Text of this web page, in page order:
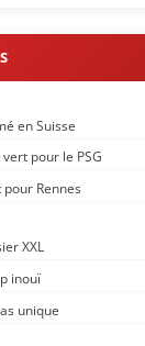
en Suisse
pour le PSG
pour Rennes
XXL
inouï
unique